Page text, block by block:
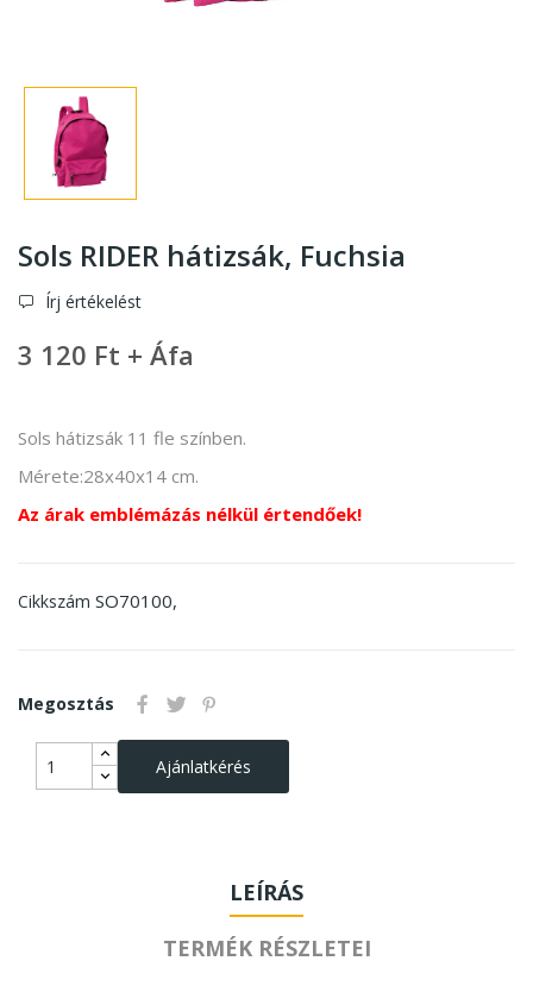
Sols RIDER hátizsák, Fuchsia
Írj értékelést
3 120 Ft + Áfa
Sols hátizsák 11 fle színben.
Mérete:28x40x14 cm.
Az árak emblémázás nélkül értendőek!
Cikkszám SO70100,
Megosztás
Ajánlatkérés
LEÍRÁS
TERMÉK RÉSZLETEI